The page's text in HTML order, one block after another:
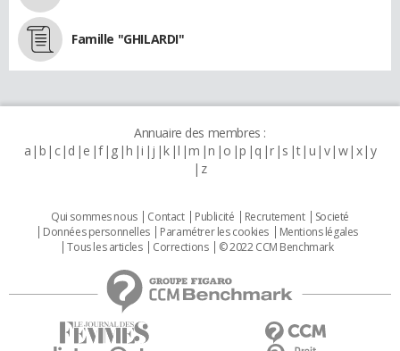
Famille "GHILARDI"
Annuaire des membres :
a b c d e f g h i j k l m n o p q r s t u v w x y
z
Qui sommes nous Contact Publicité Recrutement
Societé
Données personnelles
Paramétrer les cookies
Mentions légales
Tous les articles
Corrections © 2022 CCM Benchmark